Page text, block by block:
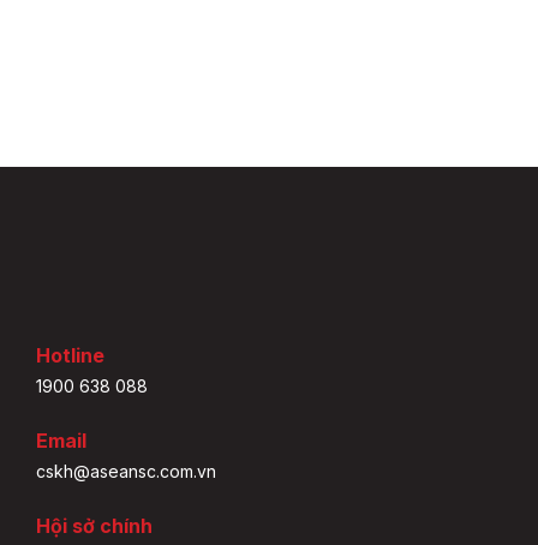
Hotline
1900 638 088
Email
cskh@aseansc.com.vn
Hội sở chính